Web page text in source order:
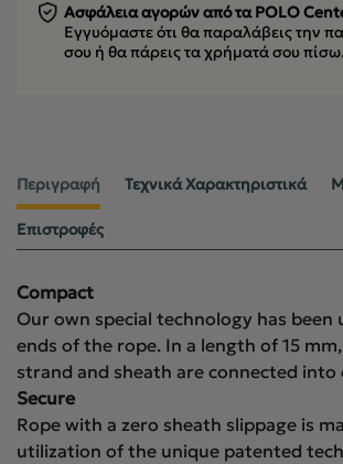
Ασφάλεια αγορών από τα POLO
Εγγυόμαστε ότι θα παραλάβεις την
σου ή θα πάρεις τα χρήματά σου πίσω.
Περιγραφή Τεχνικά Χαρακτηριστικά
Επιστροφές
Compact
Our own special technology has been
ends of the rope. In a length of 15
strand and sheath are connected into
Secure
Rope with a zero sheath slippage is
utilization of the unique patented